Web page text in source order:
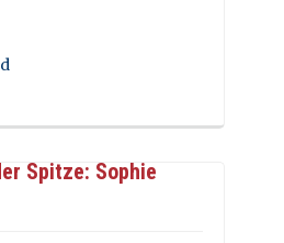
Spitze: Sophie